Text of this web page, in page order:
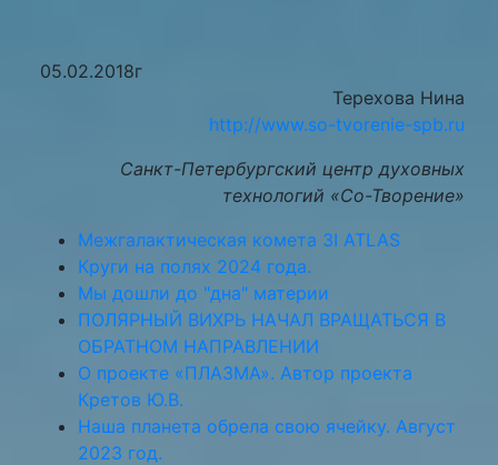
05.02.2018г
Терехова Нина
http://www.so-tvorenie-spb.ru
Санкт-Петербургский центр духовных
технологий «Со-Творение»
Межгалактическая комета 3I ATLAS
Круги на полях 2024 года.
Мы дошли до "дна" материи
ПОЛЯРНЫЙ ВИХРЬ НАЧАЛ ВРАЩАТЬСЯ В
ОБРАТНОМ НАПРАВЛЕНИИ
О проекте «ПЛАЗМА». Автор проекта
Кретов Ю.В.
Наша планета обрела свою ячейку. Август
2023 год.